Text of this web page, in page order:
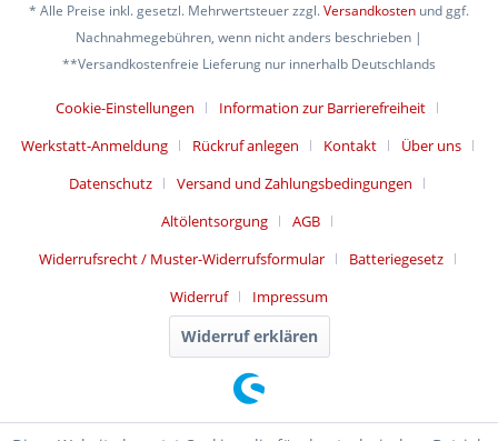
* Alle Preise inkl. gesetzl. Mehrwertsteuer zzgl.Versandkosten und ggf.
Nachnahmegebühren, wenn nicht anders beschrieben |
**Versandkostenfreie Lieferung nur innerhalb Deutschlands
Cookie-Einstellungen
Information zur Barrierefreiheit
Werkstatt-Anmeldung
Rückruf anlegen Kontakt
Über uns
Datenschutz
Versand und Zahlungsbedingungen
Altölentsorgung
AGB
Widerrufsrecht / Muster-Widerrufsformular
Batteriegesetz
Widerruf
Impressum
Widerruf erklären